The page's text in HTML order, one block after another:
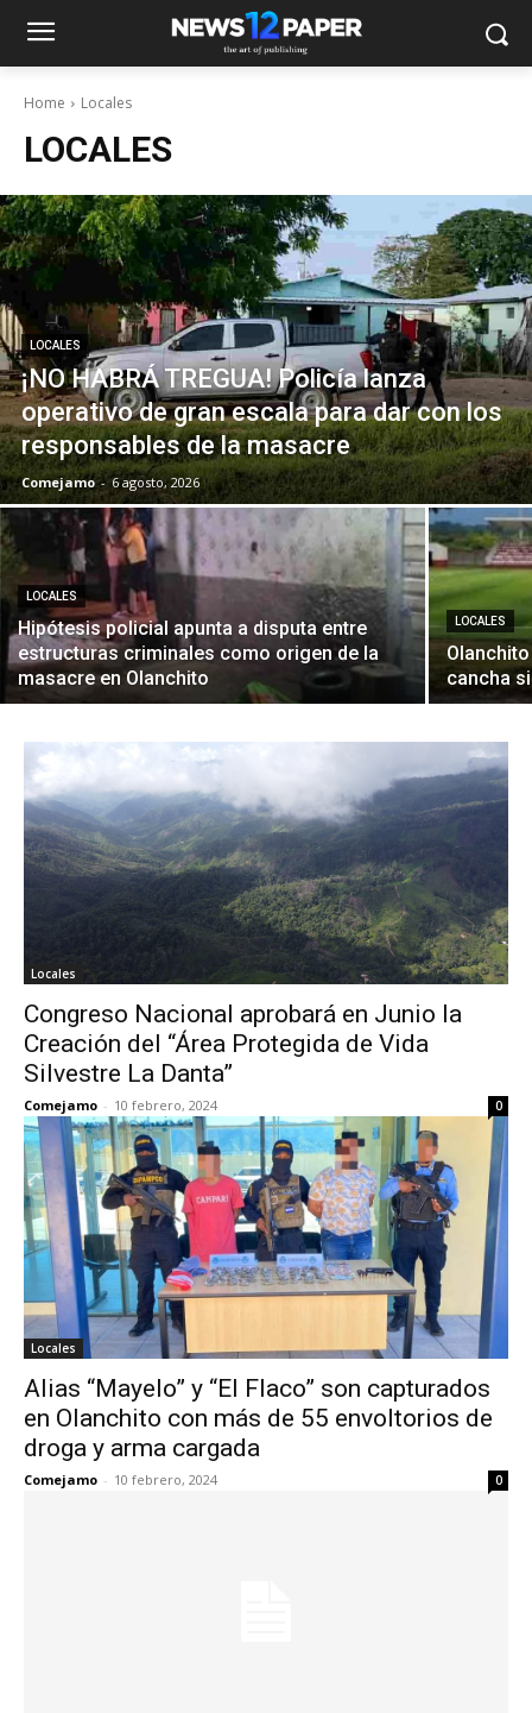
Home Locales
LOCALES
LOCALES
¡NO HABRÁ TREGUA! Policía lanza
operativo de gran escala para dar con los
responsables de la masacre
Comejamo - 6 agosto, 2026
LOCALES
Hipótesis policial apunta a disputa entre
estructuras criminales como origen de la
masacre en Olanchito
LOCALES
cancha
Locales
Congreso Nacional aprobará en Junio la
Creación del “Área Protegida de Vida
Silvestre La Danta”
Comejamo - 10 febrero, 2024 0
Locales
Alias “Mayelo” y “El Flaco” son capturados
en Olanchito con más de 55 envoltorios de
droga y arma cargada
Comejamo - 10 febrero, 2024 0